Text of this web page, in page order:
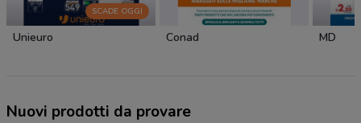
SCADE OGGI
Unieuro Conad MD
Nuovi prodotti da provare